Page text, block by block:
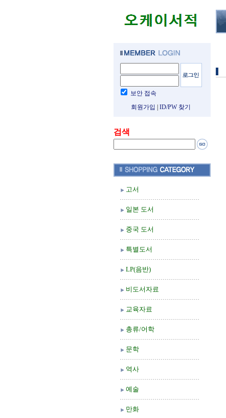
보안 접속
회원가입
ID/PW 찾기
검색
고서
일본 도서
중국 도서
특별도서
LP(음반)
비도서자료
교육자료
총류/어학
문학
역사
예술
만화